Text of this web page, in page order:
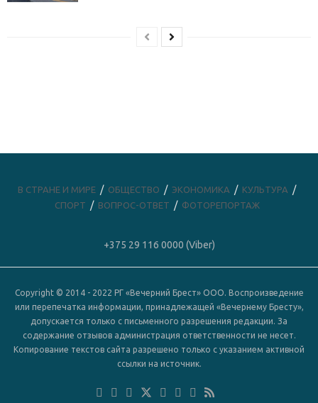
В СТРАНЕ И МИРЕ ОБЩЕСТВО ЭКОНОМИКА
КУЛЬТУРА
СПОРТ
ВОПРОС-ОТВЕТ ФОТОРЕПОРТАЖ
+375 29 116 0000 (Viber)
Copyright © 2014 - 2022 РГ «Вечерний Брест» ООО. Воспроизведение
или перепечатка информации, принадлежащей «Вечернему Бресту»,
допускается только с письменного разрешения редакции. За
содержание отзывов администрация ответственности не несет.
Копирование текстов сайта разрешено только с указанием активной
ссылки на источник.